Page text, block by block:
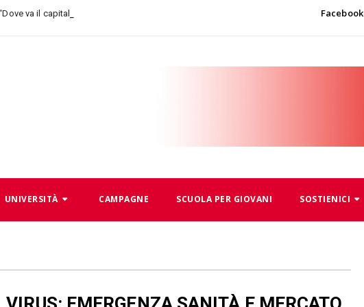
va il capitalismo, dove an Skip
content
Facebook
UNIVERSITÀ CAMPAGNE SCUOLA PER GIOVANI SOSTIENICI